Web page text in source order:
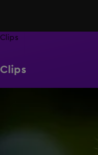
Clips
Clips